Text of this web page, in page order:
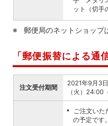
ット（切手
郵便局のネットショップ
「郵便振替による通
注文受付期間
2021年9月3
（火）24:00
ご注文いた
の予定です。